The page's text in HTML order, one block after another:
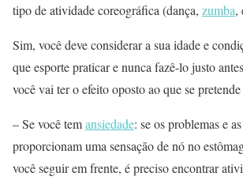
tipo de atividade coreográfica (dança, zumba,
Sim, você deve considerar a sua idade e
que esporte praticar e nunca fazê-lo justo
você vai ter o efeito oposto ao que se pretende
– Se você temansiedade: se os problemas e
proporcionam uma sensação de nó no
você seguir em frente, é preciso encontrar